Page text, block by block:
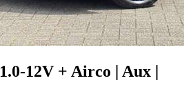
1.0-12V + Airco | Aux |